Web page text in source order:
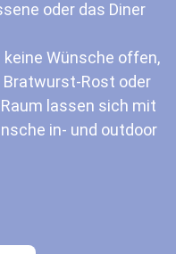
oder das Diner
Wünsche offen,
Bratwurst-Rost oder
lassen sich mit
in- und outdoor